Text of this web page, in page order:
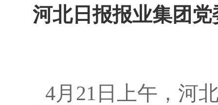
河北日报报业集团
4月 21 日上午，河